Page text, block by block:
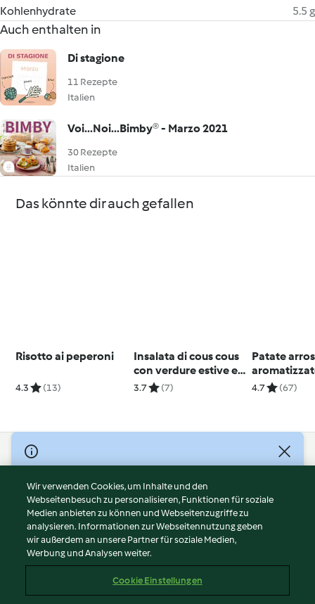
Kohlenhydrate
5.5 g
Auch enthalten in
Di stagione
11 Rezepte
Italien
Voi...Noi...Bimby® - Marzo 2021
30 Rezepte
Italien
Das könnte dir auch gefallen
Risotto ai peperoni
4.3 (13)
Insalata di cous cous
con verdure estive e
pollo
3.7 (7)
Patate
4.7 (67)
© Copyright 2026
Nutzungsbedingungen
Datenschutzrichtlinien
Disclaimer
Impressum
Cookies
Abo kündigen
Wir verwenden Cookies, um Inhalte und den
Webseitenbesuch zu personalisieren, Funktionen für soziale
Medien anbieten zu können und Webseitenzugriffe zu
analysieren. Informationen zur Webseitennutzung geben
wir außerdem an unsere Partner für soziale Medien,
Werbung und Analysen weiter.
Cookie Einstellungen